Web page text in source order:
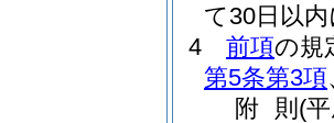
て30日以
4
前項の規
第5条第3項
附 則 (